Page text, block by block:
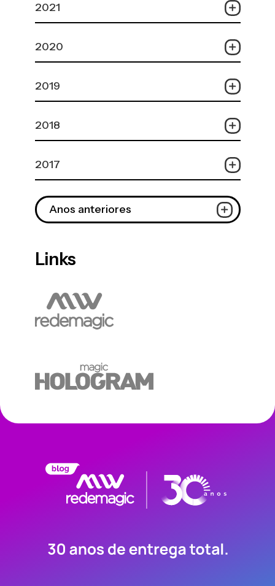
2021
2020
2019
2018
2017
Anos anteriores
Links